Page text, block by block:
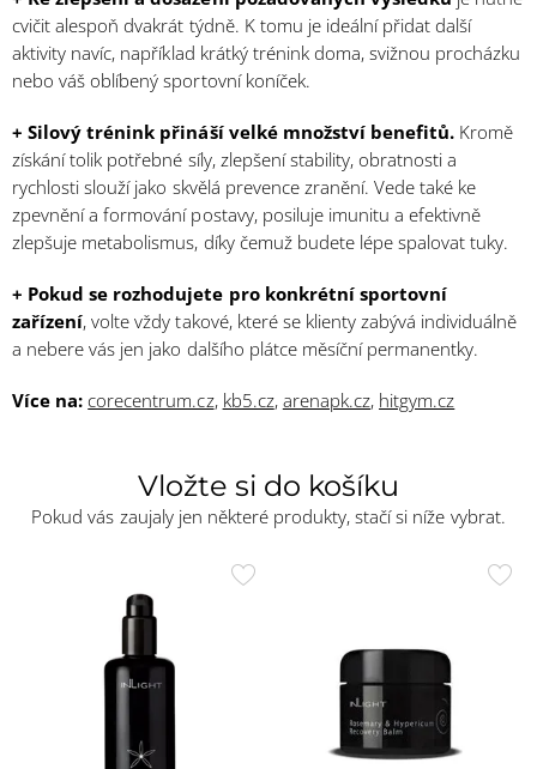
cvičit alespoň dvakrát týdně. K tomu je ideální přidat další
aktivity navíc, například krátký trénink doma, svižnou procházku
nebo váš oblíbený sportovní koníček.
+ Silový trénink přináší velké množství benefitů. Kromě
získání tolik potřebné síly, zlepšení stability, obratnosti a
rychlosti slouží jako skvělá prevence zranění. Vede také ke
zpevnění a formování postavy, posiluje imunitu a efektivně
zlepšuje metabolismus, díky čemuž budete lépe spalovat tuky.
+ Pokud se rozhodujete pro konkrétní sportovní
zařízení, volte vždy takové, které se klienty zabývá individuálně
a nebere vás jen jako dalšího plátce měsíční permanentky.
Více na: corecentrum.cz, kb5.cz, arenapk.cz, hitgym.cz
Vložte si do košíku
Pokud vás zaujaly jen některé produkty, stačí si níže vybrat.
Přidat
oblíbených